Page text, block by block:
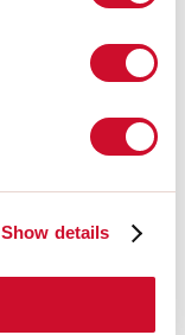
Show details